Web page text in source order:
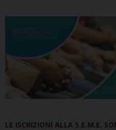
LE ISCRIZIONI ALLA S.E.M.E.